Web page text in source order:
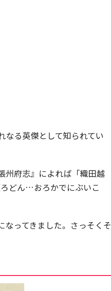
なる英傑として知られてい
州府志』によれば「織田越
どん…おろかでにぶいこ
ってきました。さっそくそ